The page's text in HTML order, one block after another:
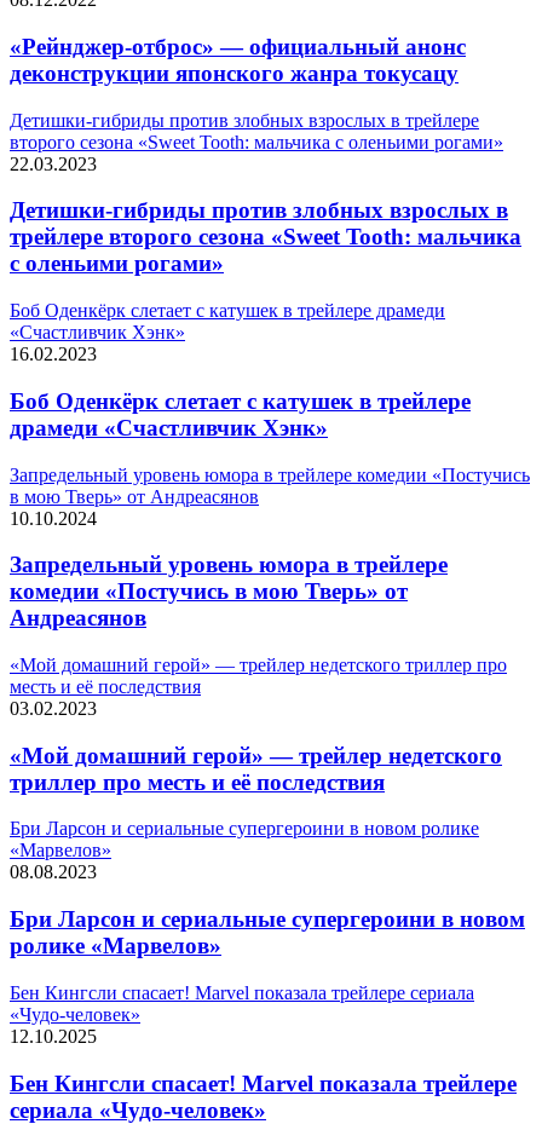
«Рейнджер-отброс» — официальный анонс
деконструкции японского жанра токусацу
Детишки-гибриды против злобных взрослых в трейлере
второго сезона «Sweet Tooth: мальчика с оленьими рогами»
22.03.2023
Детишки-гибриды против злобных взрослых в
трейлере второго сезона «Sweet Tooth: мальчика
с оленьими рогами»
Боб Оденкёрк слетает с катушек в трейлере драмеди
«Счастливчик Хэнк»
16.02.2023
Боб Оденкёрк слетает с катушек в трейлере
драмеди «Счастливчик Хэнк»
Запредельный уровень юмора в трейлере комедии «Постучись
в мою Тверь» от Андреасянов
10.10.2024
Запредельный уровень юмора в трейлере
комедии «Постучись в мою Тверь» от
Андреасянов
«Мой домашний герой» — трейлер недетского триллер про
месть и её последствия
03.02.2023
«Мой домашний герой» — трейлер недетского
триллер про месть и её последствия
Бри Ларсон и сериальные супергероини в новом ролике
«Марвелов»
08.08.2023
Бри Ларсон и сериальные супергероини в новом
ролике «Марвелов»
Бен Кингсли спасает! Marvel показала трейлере сериала
«Чудо-человек»
12.10.2025
Бен Кингсли спасает! Marvel показала трейлере
сериала «Чудо-человек»